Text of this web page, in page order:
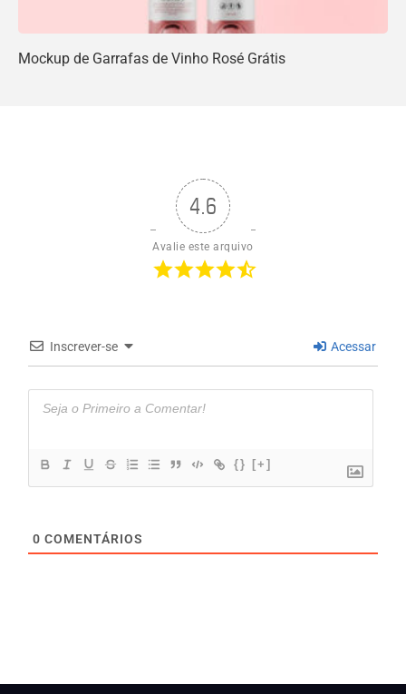
Mockup de Garrafas de Vinho Rosé Grátis
4.6
Avalie este arquivo
Inscrever-se Acessar
{} [+]
0 COMENTÁRIOS